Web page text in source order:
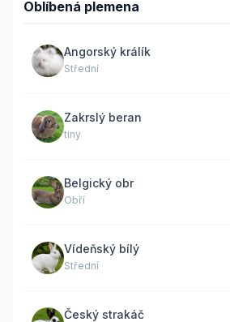
Oblíbená plemena
Angorský králík
Střední
Zakrslý beran
tiny
Belgický obr
Obří
Vídeňský bílý
Střední
Český strakáč